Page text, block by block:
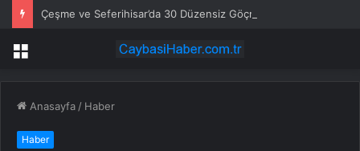
Çeşme ve Seferihisar’da 30 Düzensiz Göçmen Yakalandı
Menü
Anasayfa / Haber
Haber